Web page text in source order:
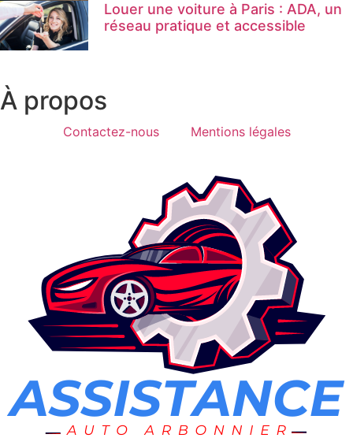
Louer une voiture à Paris : ADA, un
réseau pratique et accessible
À propos
Contactez-nous Mentions légales